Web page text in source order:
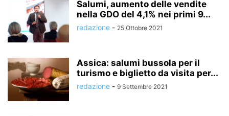
Salumi, aumento delle vendite
nella GDO del 4,1% nei primi 9...
redazione - 25 Ottobre 2021
Assica: salumi bussola per il
turismo e biglietto da visita per...
redazione - 9 Settembre 2021